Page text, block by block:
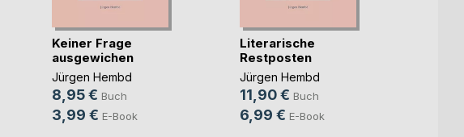
Keiner Frage
ausgewichen
Jürgen Hembd
8,95 € Buch
3,99 € E-Book
Literarische
Restposten
Jürgen Hembd
11,90 € Buch
6,99 € E-Book